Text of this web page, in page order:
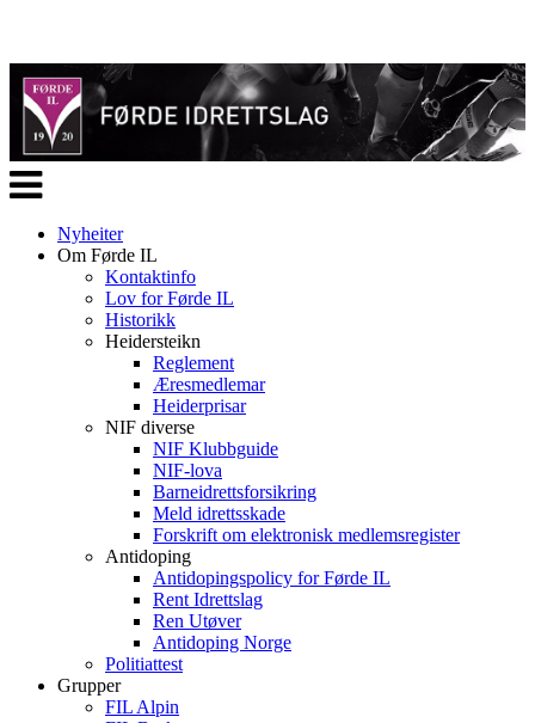
Veksle
navigasjon
Nyheiter
Om Førde IL
Kontaktinfo
Lov for Førde IL
Historikk
Heidersteikn
Reglement
Æresmedlemar
Heiderprisar
NIF diverse
NIF Klubbguide
NIF-lova
Barneidrettsforsikring
Meld idrettsskade
Forskrift om elektronisk medlemsregister
Antidoping
Antidopingspolicy for Førde IL
Rent Idrettslag
Ren Utøver
Antidoping Norge
Politiattest
Grupper
FIL Alpin